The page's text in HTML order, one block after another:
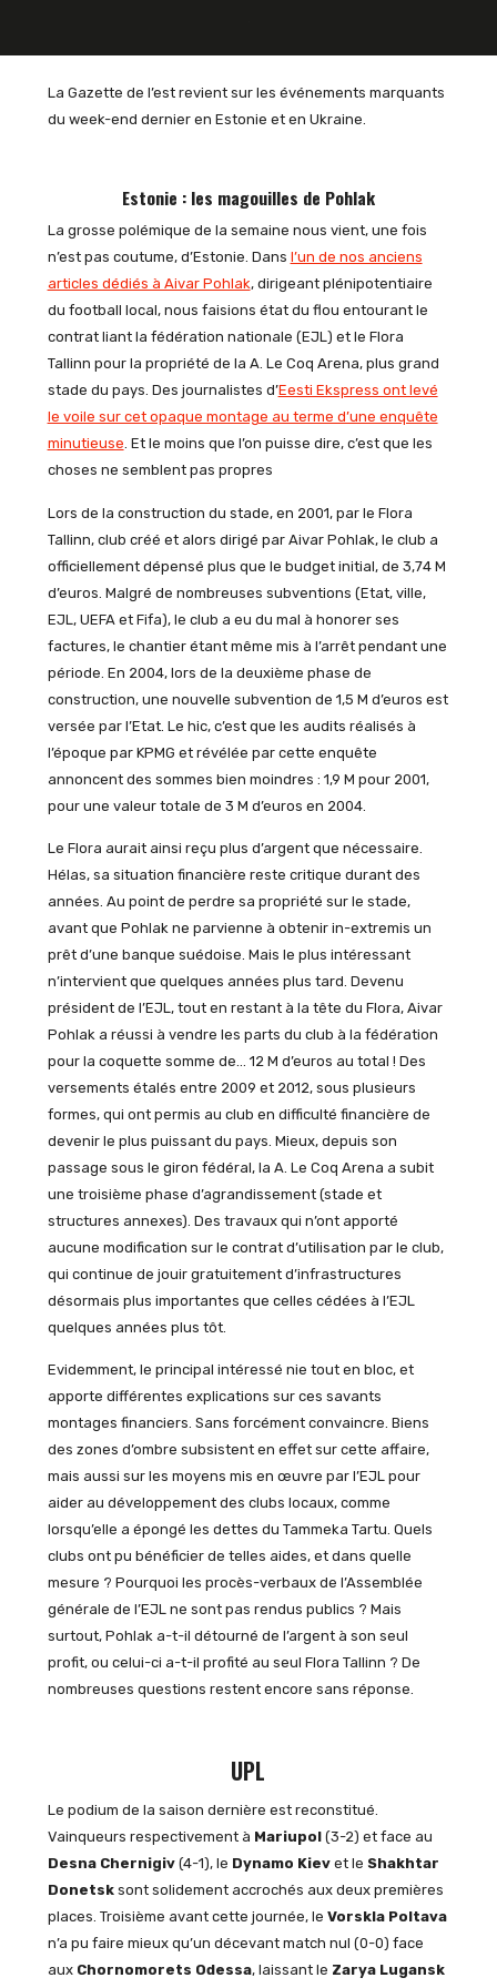
La Gazette de l’est revient sur les événements marquants
du week-end dernier en Estonie et en Ukraine.
Estonie : les magouilles de Pohlak
La grosse polémique de la semaine nous vient, une fois
n’est pas coutume, d’Estonie. Dans l’un de nos anciens
articles dédiés à Aivar Pohlak, dirigeant plénipotentiaire
du football local, nous faisions état du flou entourant le
contrat liant la fédération nationale (EJL) et le Flora
Tallinn pour la propriété de la A. Le Coq Arena, plus grand
stade du pays. Des journalistes d’Eesti Ekspress ont levé
le voile sur cet opaque montage au terme d’une enquête
minutieuse. Et le moins que l’on puisse dire, c’est que les
choses ne semblent pas propres
Lors de la construction du stade, en 2001, par le Flora
Tallinn, club créé et alors dirigé par Aivar Pohlak, le club a
officiellement dépensé plus que le budget initial, de 3,74 M
d’euros. Malgré de nombreuses subventions (Etat, ville,
EJL, UEFA et Fifa), le club a eu du mal à honorer ses
factures, le chantier étant même mis à l’arrêt pendant une
période. En 2004, lors de la deuxième phase de
construction, une nouvelle subvention de 1,5 M d’euros est
versée par l’Etat. Le hic, c’est que les audits réalisés à
l’époque par KPMG et révélée par cette enquête
annoncent des sommes bien moindres : 1,9 M pour 2001,
pour une valeur totale de 3 M d’euros en 2004.
Le Flora aurait ainsi reçu plus d’argent que nécessaire.
Hélas, sa situation financière reste critique durant des
années. Au point de perdre sa propriété sur le stade,
avant que Pohlak ne parvienne à obtenir in-extremis un
prêt d’une banque suédoise. Mais le plus intéressant
n’intervient que quelques années plus tard. Devenu
président de l’EJL, tout en restant à la tête du Flora, Aivar
Pohlak a réussi à vendre les parts du club à la fédération
pour la coquette somme de… 12 M d’euros au total ! Des
versements étalés entre 2009 et 2012, sous plusieurs
formes, qui ont permis au club en difficulté financière de
devenir le plus puissant du pays. Mieux, depuis son
passage sous le giron fédéral, la A. Le Coq Arena a subit
une troisième phase d’agrandissement (stade et
structures annexes). Des travaux qui n’ont apporté
aucune modification sur le contrat d’utilisation par le club,
qui continue de jouir gratuitement d’infrastructures
désormais plus importantes que celles cédées à l’EJL
quelques années plus tôt.
Evidemment, le principal intéressé nie tout en bloc, et
apporte différentes explications sur ces savants
montages financiers. Sans forcément convaincre. Biens
des zones d’ombre subsistent en effet sur cette affaire,
mais aussi sur les moyens mis en œuvre par l’EJL pour
aider au développement des clubs locaux, comme
lorsqu’elle a épongé les dettes du Tammeka Tartu. Quels
clubs ont pu bénéficier de telles aides, et dans quelle
mesure ? Pourquoi les procès-verbaux de l’Assemblée
générale de l’EJL ne sont pas rendus publics ? Mais
surtout, Pohlak a-t-il détourné de l’argent à son seul
profit, ou celui-ci a-t-il profité au seul Flora Tallinn ? De
nombreuses questions restent encore sans réponse.
UPL
Le podium de la saison dernière est reconstitué.
Vainqueurs respectivement à Mariupol(3-2) et face au
Desna Chernigiv(4-1), le Dynamo Kievet le Shakhtar
Donetsksont solidement accrochés aux deux premières
places. Troisième avant cette journée, le Vorskla Poltava
n’a pu faire mieux qu’un décevant match nul (0-0) face
aux Chornomorets Odessa, laissant le Zarya Lugansk